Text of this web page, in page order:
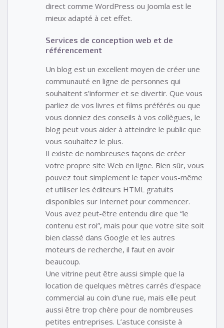
direct comme WordPress ou Joomla est le
mieux adapté à cet effet.
Services de conception web et de
référencement
Un blog est un excellent moyen de créer une
communauté en ligne de personnes qui
souhaitent s’informer et se divertir. Que vous
parliez de vos livres et films préférés ou que
vous donniez des conseils à vos collègues, le
blog peut vous aider à atteindre le public que
vous souhaitez le plus.
Il existe de nombreuses façons de créer
votre propre site Web en ligne. Bien sûr, vous
pouvez tout simplement le taper vous-même
et utiliser les éditeurs HTML gratuits
disponibles sur Internet pour commencer.
Vous avez peut-être entendu dire que “le
contenu est roi”, mais pour que votre site soit
bien classé dans Google et les autres
moteurs de recherche, il faut en avoir
beaucoup.
Une vitrine peut être aussi simple que la
location de quelques mètres carrés d’espace
commercial au coin d’une rue, mais elle peut
aussi être trop chère pour de nombreuses
petites entreprises. L’astuce consiste à